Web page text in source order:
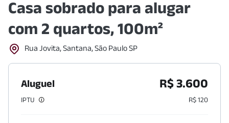
Casa sobrado para alugar
com 2 quartos, 100m²
Rua Jovita, Santana, São Paulo SP
Aluguel R$ 3.600
IPTU R$ 120